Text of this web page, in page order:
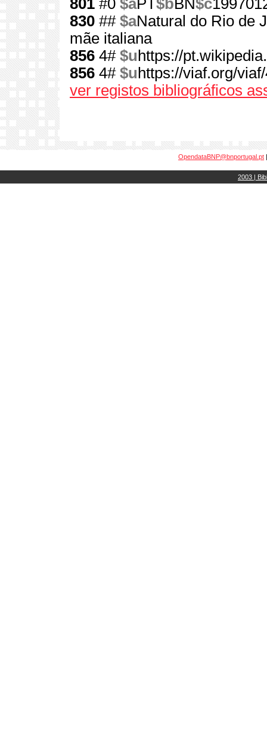
801 #0 $aPT$bBN$c
830 ## $aNatural do Rio de
mãe italiana
856 4# $u https://
856 4# $u https://viaf.org/
ver registos bibliográficos
OpendataBNP@bnportugal.pt
2003 |